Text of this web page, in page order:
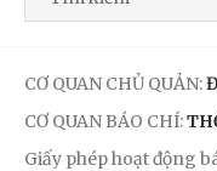
CƠ QUAN CHỦ QUẢN:
CƠ QUAN BÁO CHÍ:
Giấy phép hoạt động